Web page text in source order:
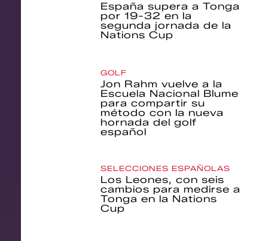
España supera a Tonga
por 19-32 en la
segunda jornada de la
Nations Cup
GOLF
Jon Rahm vuelve a la
Escuela Nacional Blume
para compartir su
método con la nueva
hornada del golf
español
SELECCIONES ESPAÑOLAS
Los Leones, con seis
cambios para medirse a
Tonga en la Nations
Cup